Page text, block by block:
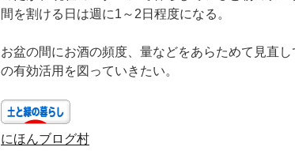
間を割ける日は週に1～2日程度になる。
お盆の間にお酒の頻度、量などをあらためて見直
の有効活用を図っていきたい。
にほんブログ村